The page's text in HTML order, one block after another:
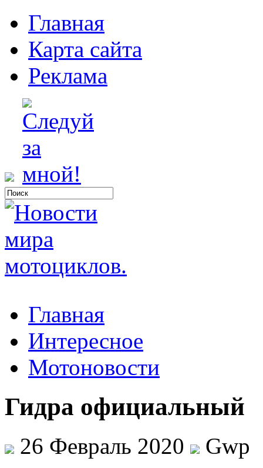
Главная
Карта сайта
Реклама
Главная
Интересное
Мотоновости
Гидра официальный
26 Февраль 2020
Gwp